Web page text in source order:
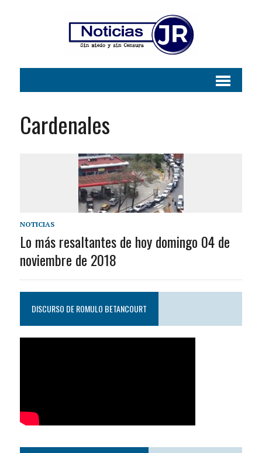
Cardenales
NOTICIAS
Lo más resaltantes de hoy domingo 04 de
noviembre de 2018
DISCURSO DE ROMULO BETANCOURT